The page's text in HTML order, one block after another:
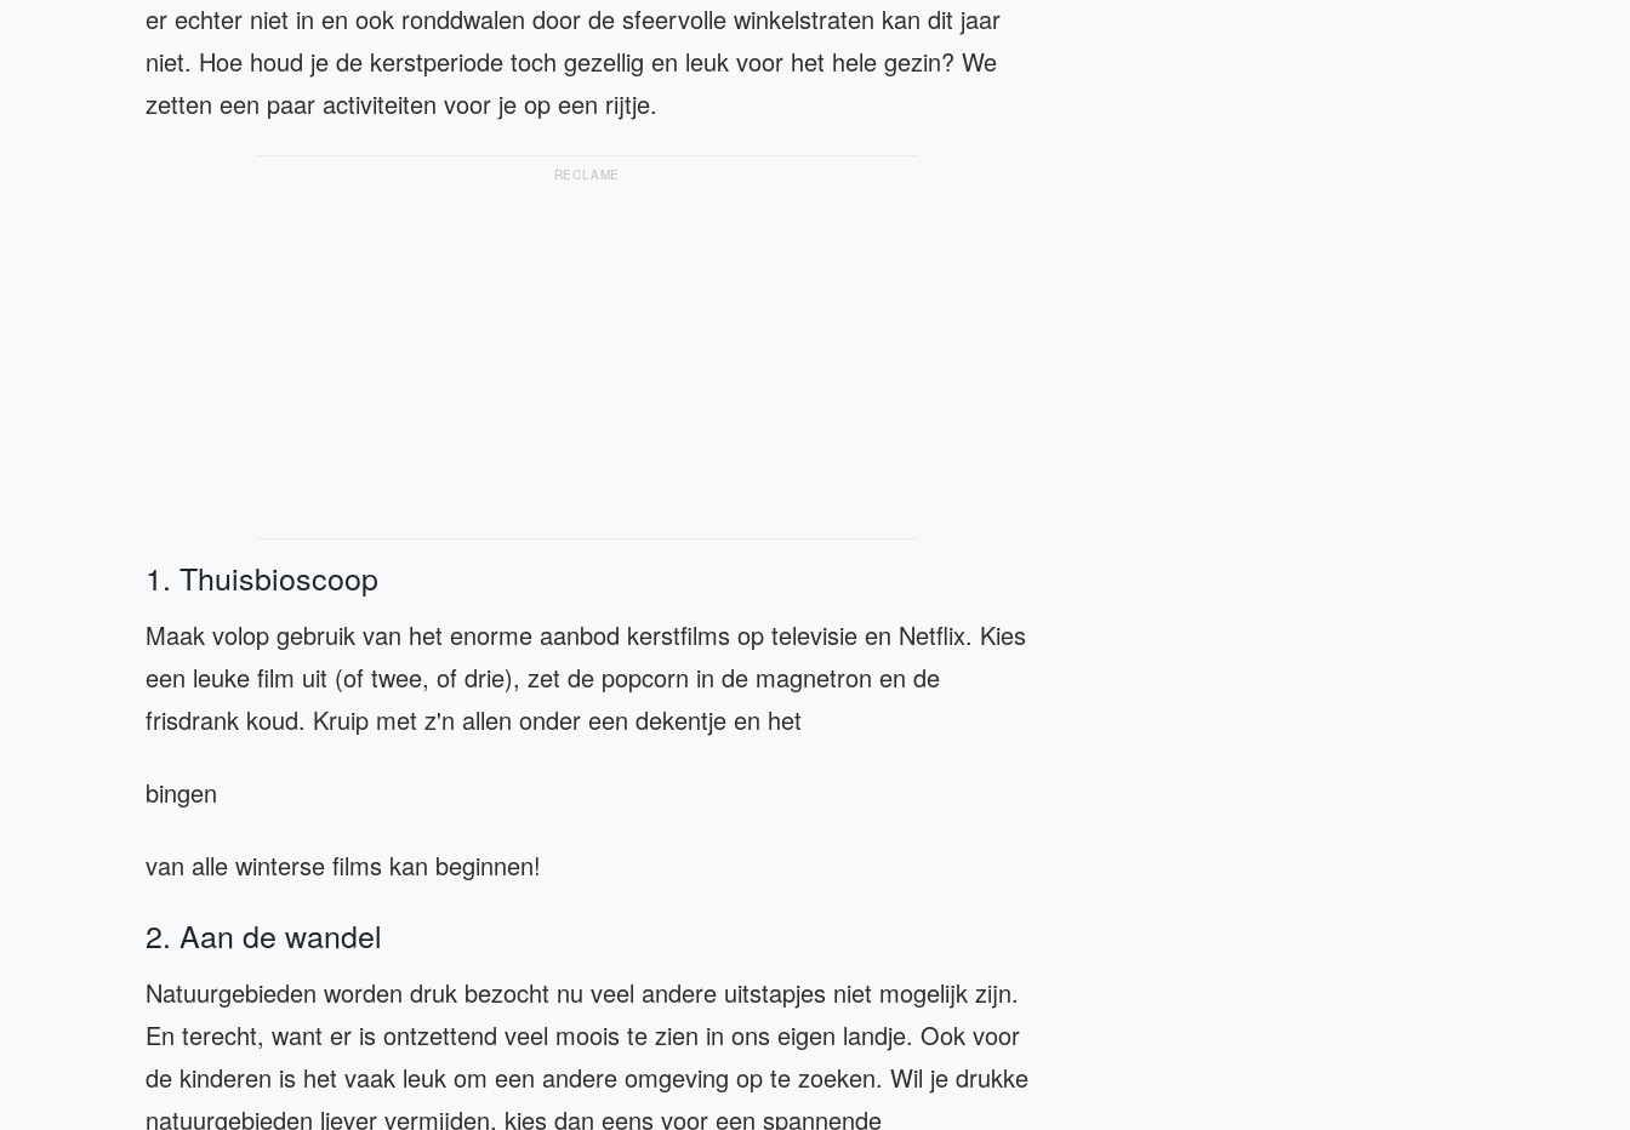
er echter niet in en ook ronddwalen door de sfeervolle winkelstraten kan dit jaar
niet. Hoe houd je de kerstperiode toch gezellig en leuk voor het hele gezin? We
zetten een paar activiteiten voor je op een rijtje.
RECLAME
1. Thuisbioscoop
Maak volop gebruik van het enorme aanbod kerstfilms op televisie en Netflix. Kies
een leuke film uit (of twee, of drie), zet de popcorn in de magnetron en de
frisdrank koud. Kruip met z'n allen onder een dekentje en het
bingen
van alle winterse films kan beginnen!
2. Aan de wandel
Natuurgebieden worden druk bezocht nu veel andere uitstapjes niet mogelijk zijn.
En terecht, want er is ontzettend veel moois te zien in ons eigen landje. Ook voor
de kinderen is het vaak leuk om een andere omgeving op te zoeken. Wil je drukke
natuurgebieden liever vermijden, kies dan eens voor een spannende